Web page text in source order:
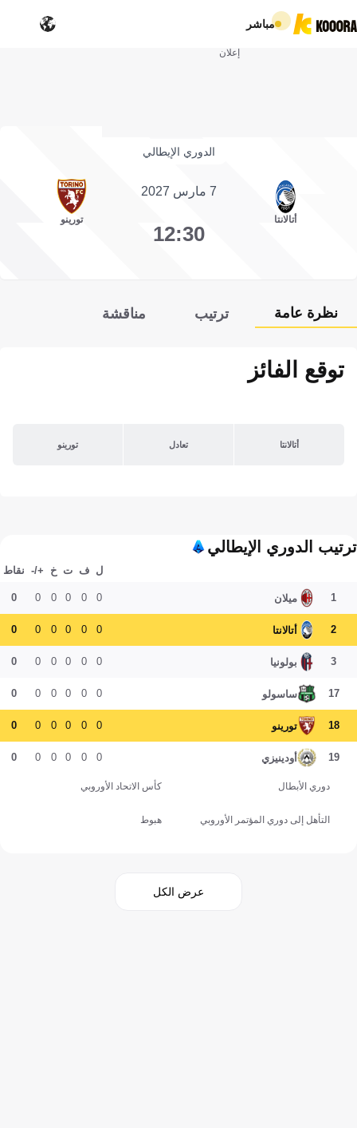
مباشر
إعلان
الدوري الإيطالي
أتالانتا
7 مارس 2027
12:30
تورينو
نظرة عامة ترتيب مناقشة
توقع الفائز
أتالانتا تعادل تورينو
ترتيب الدوري الإيطالي
ل ف ت خ +/- نقاط
1 ميلان 0
0
0
0
0
0
2 أتالانتا 0
0
0
0
0
0
3 بولونيا 0
0
0
0
0
0
17 ساسولو 0
0
0
0
0
0
18 تورينو 0
0
0
0
0
0
19 أودينيزي 0
0
0
0
0
0
دوري الأبطال كأس الاتحاد الأوروبي
التأهل إلى دوري المؤتمر الأوروبي هبوط
عرض الكل